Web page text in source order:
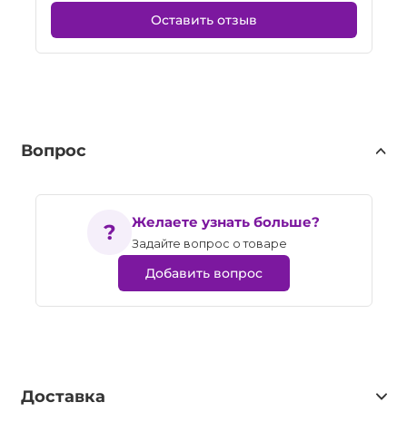
Оставить отзыв
Вопрос
Желаете узнать больше?
Задайте вопрос о товаре
Добавить вопрос
Доставка